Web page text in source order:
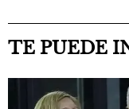
TE PUEDE